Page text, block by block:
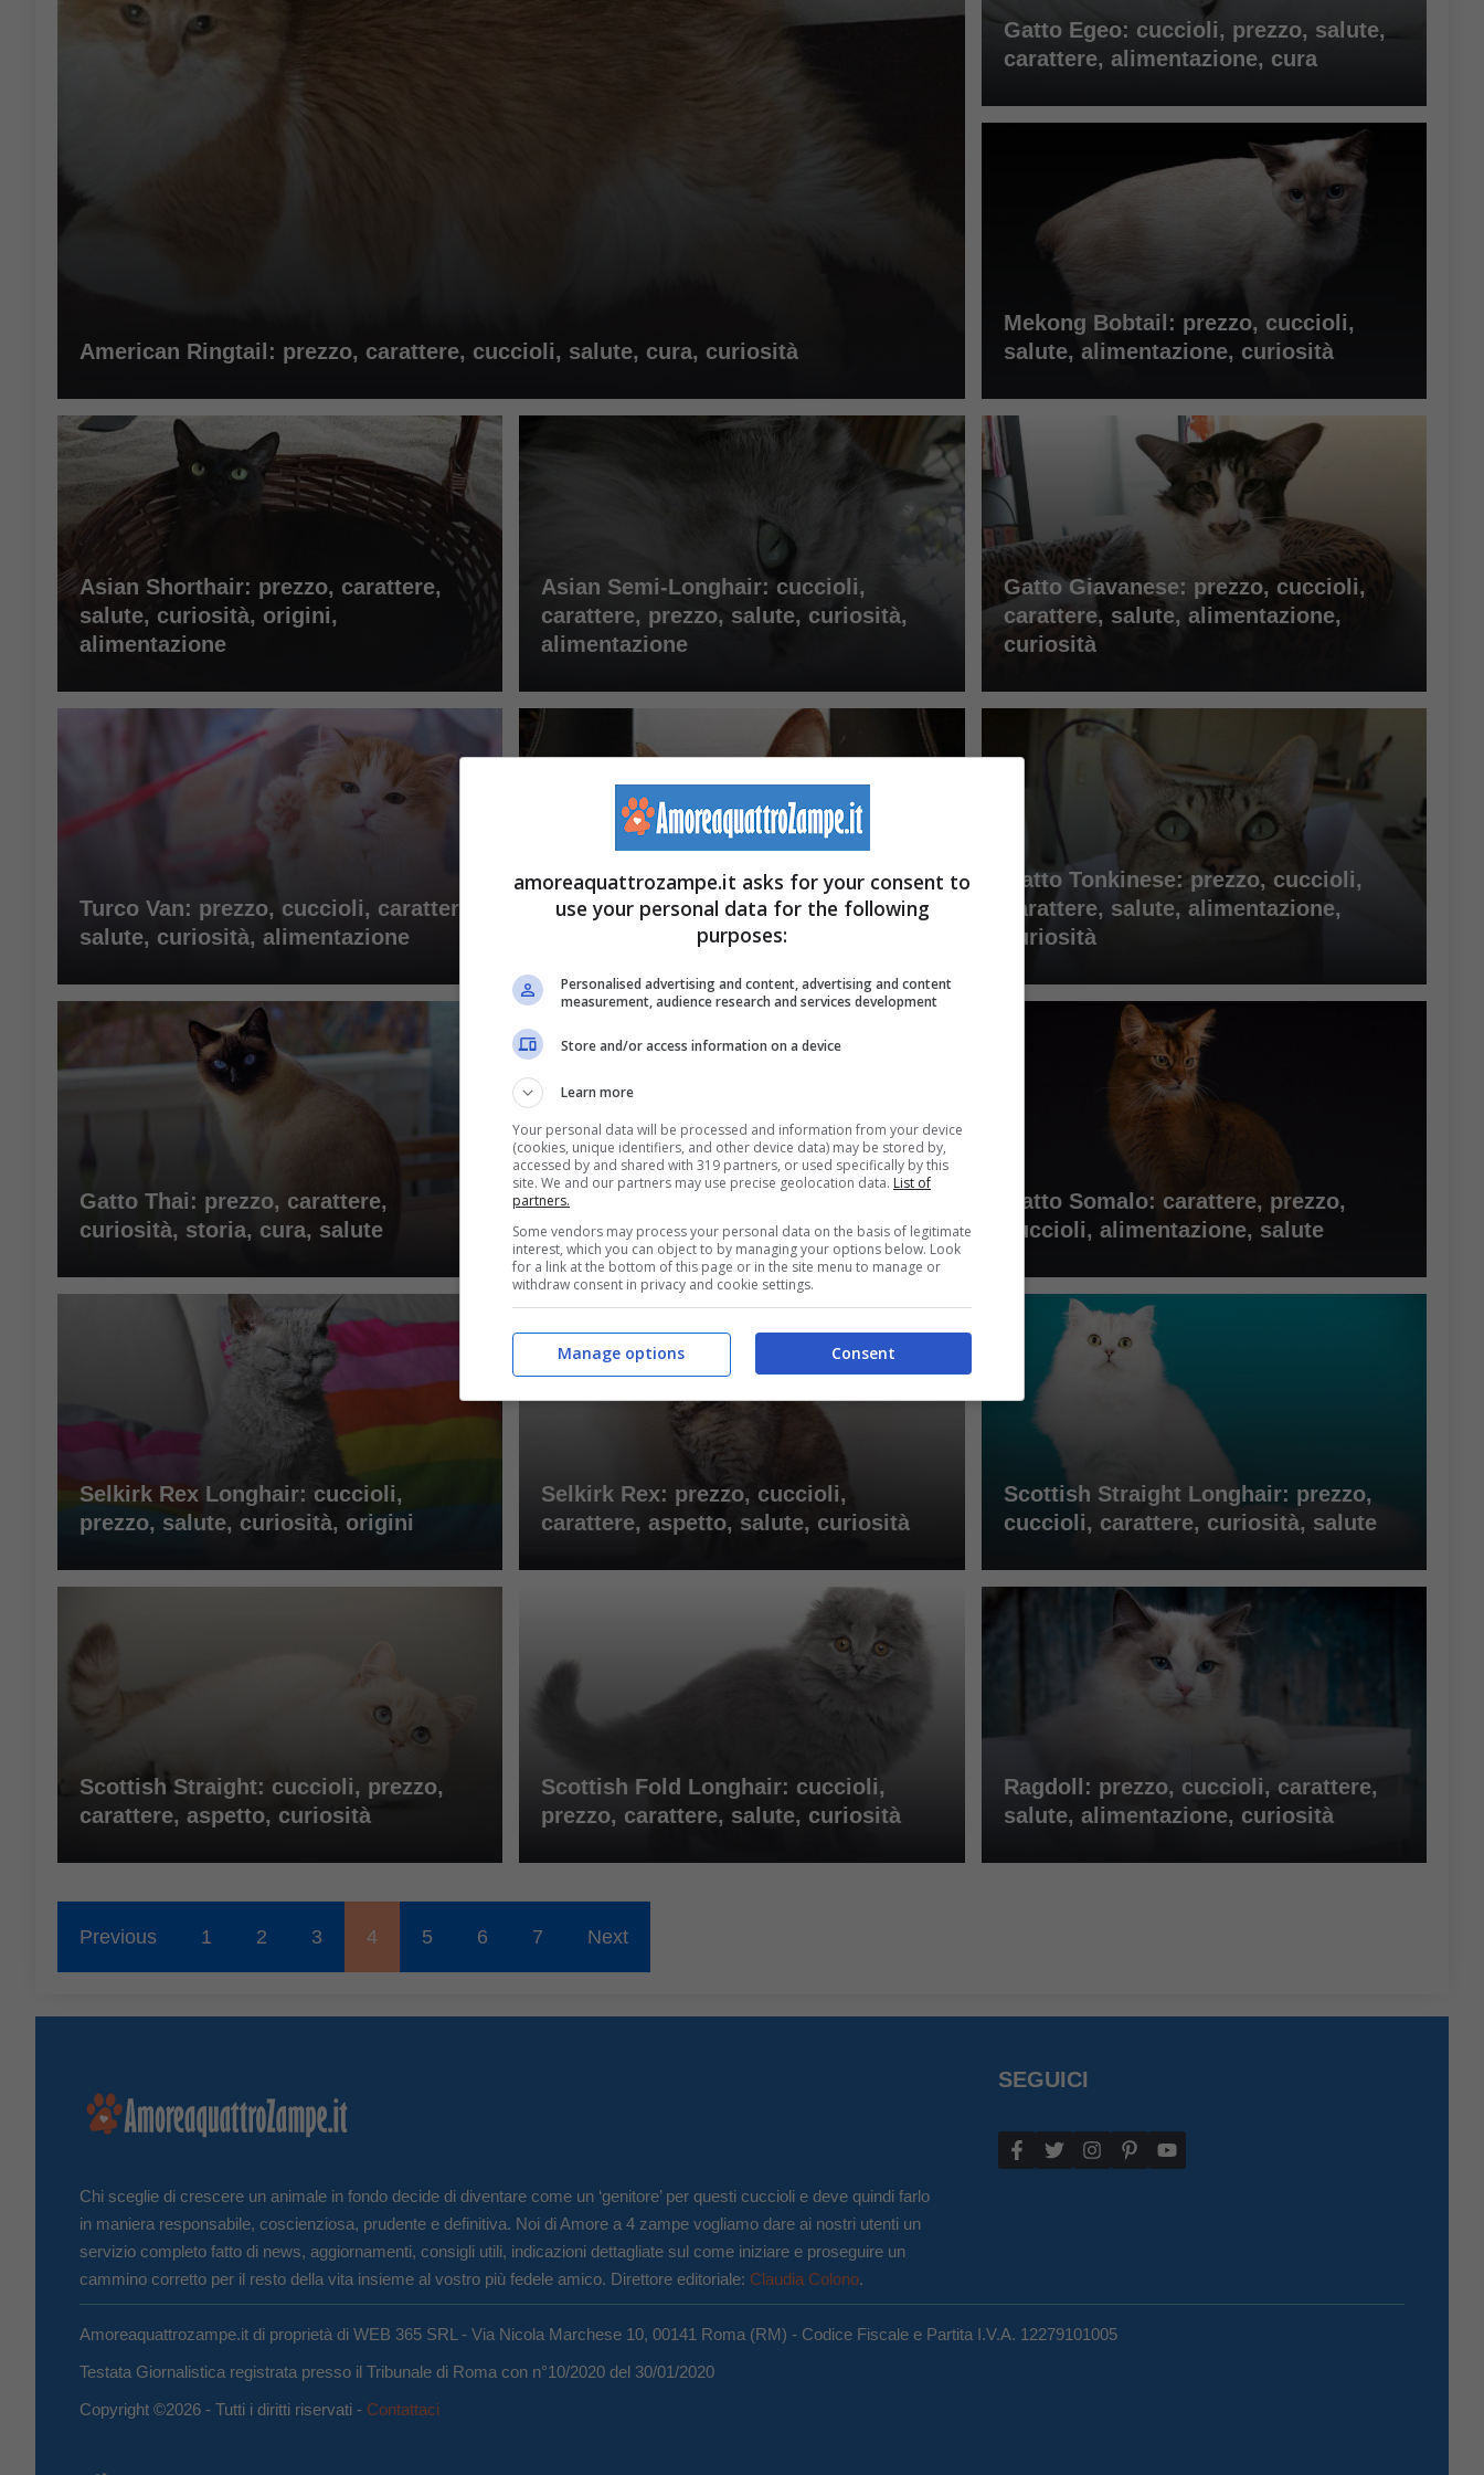
American Ringtail: prezzo, carattere, cuccioli, salute, cura, curiosità
Gatto Egeo: cuccioli, prezzo, salute,
carattere, alimentazione, cura
Mekong Bobtail: prezzo, cuccioli,
salute, alimentazione, curiosità
Asian Shorthair: prezzo, carattere,
salute, curiosità, origini,
alimentazione
Asian Semi-Longhair: cuccioli,
carattere, prezzo, salute, curiosità,
alimentazione
Gatto Giavanese: prezzo, cuccioli,
carattere, salute, alimentazione,
curiosità
Turco Van: prezzo, cuccioli, carattere,
salute, curiosità, alimentazione
Toyger: razza, prezzo, cuccioli,
aspetto, curiosità, salute
Gatto Tonkinese: prezzo, cuccioli,
carattere, salute, alimentazione,
curiosità
Gatto Thai: prezzo, carattere,
curiosità, storia, cura, salute
Gatto Singapura: origini, prezzo,
aspetto, cuccioli, carattere, curiosità
Gatto Somalo: carattere, prezzo,
cuccioli, alimentazione, salute
Selkirk Rex Longhair: cuccioli,
prezzo, salute, curiosità, origini
Selkirk Rex: prezzo, cuccioli,
carattere, aspetto, salute, curiosità
Scottish Straight Longhair: prezzo,
cuccioli, carattere, curiosità, salute
Scottish Straight: cuccioli, prezzo,
carattere, aspetto, curiosità
Scottish Fold Longhair: cuccioli,
prezzo, carattere, salute, curiosità
Ragdoll: prezzo, cuccioli, carattere,
salute, alimentazione, curiosità
Previous 1 2 3 4 5 6 7 Next
Chi sceglie di crescere un animale in fondo decide di diventare come un ‘genitore’ per questi cuccioli e deve quindi farlo
in maniera responsabile, coscienziosa, prudente e definitiva. Noi di Amore a 4 zampe vogliamo dare ai nostri utenti un
servizio completo fatto di news, aggiornamenti, consigli utili, indicazioni dettagliate sul come iniziare e proseguire un
cammino corretto per il resto della vita insieme al vostro più fedele amico. Direttore editoriale: Claudia Colono.
SEGUICI
Amoreaquattrozampe.it di proprietà di WEB 365 SRL - Via Nicola Marchese 10, 00141 Roma (RM) - Codice Fiscale e Partita I.V.A. 12279101005
Testata Giornalistica registrata presso il Tribunale di Roma con n°10/2020 del 30/01/2020
Copyright ©2026 - Tutti i diritti riservati - Contattaci
amoreaquattrozampe.it asks for your consent to
use your personal data for the following
purposes:
Personalised advertising and content, advertising and content
measurement, audience research and services development
Store and/or access information on a device
Learn more
Your personal data will be processed and information from your device
(cookies, unique identifiers, and other device data) may be stored by,
accessed by and shared with 319 partners, or used specifically by this
site. We and our partners may use precise geolocation data. List of
partners.
Some vendors may process your personal data on the basis of legitimate
interest, which you can object to by managing your options below. Look
for a link at the bottom of this page or in the site menu to manage or
withdraw consent in privacy and cookie settings.
Consent
Manage options